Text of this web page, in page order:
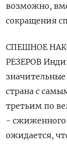
возможно,
сокращения
СПЕШНОЕ
РЕЗЕРОВ
значительные
страна с
третьим по
- сжиженного
ожидается,